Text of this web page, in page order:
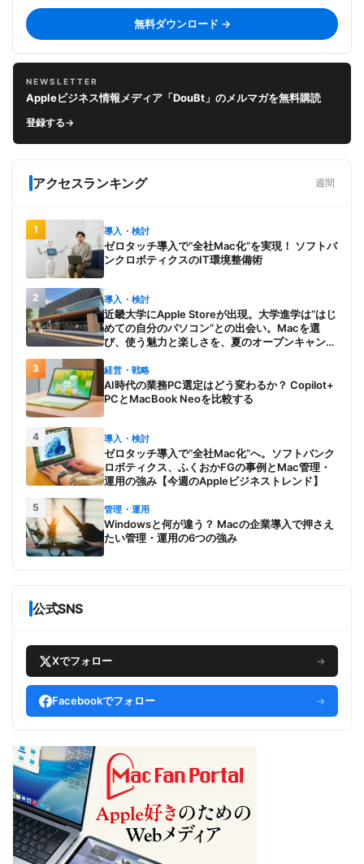
無料ダウンロード →
NEWSLETTER
Appleビジネス情報メディア「DouBt」のメルマガを無料購読
登録する→
アクセスランキング 週間
1 導入・検討
ゼロタッチ導入で“全社Mac化”を実現！ ソフトバ
ンクロボティクスのIT環境整備術
2 導入・検討
近畿大学にApple Storeが出現。大学進学は“はじ
めての自分のパソコン”との出会い。Macを選
び、使う魅力と楽しさを、夏のオープンキャンパ
3 経営・戦略
AI時代の業務PC選定はどう変わるか？ Copilot+
PCとMacBook Neoを比較する
4 導入・検討
ゼロタッチ導入で“全社Mac化”へ。ソフトバンク
ロボティクス、ふくおかFGの事例とMac管理・
運用の強み【今週のAppleビジネストレンド】
5 管理・運用
Windowsと何が違う？ Macの企業導入で押さえ
たい管理・運用の6つの強み
公式SNS
Xでフォロー →
Facebookでフォロー →